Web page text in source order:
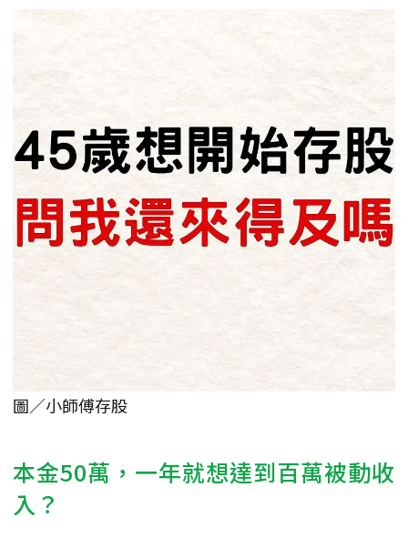
圖／小師傅存股
本金50萬，一年就想達到百萬被動收
入？